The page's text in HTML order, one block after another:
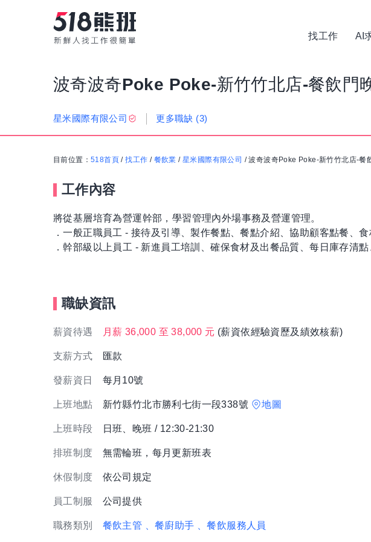
找工作 AI
波奇波奇Poke Poke-新竹竹北店-餐飲門
星米國際有限公司 更多職缺 (3)
目前位置： 518首頁 /找工作 / 餐飲業 /星米國際有限公司 /波奇波奇Poke Poke-新竹竹北店-餐
工作內容
將從基層培育為營運幹部，學習管理內外場事務及營運管理。
．一般正職員工 - 接待及引導、製作餐點、餐點介紹、協助顧客點餐、
．幹部級以上員工 - 新進員工培訓、確保食材及出餐品質、每日庫存清
職缺資訊
薪資待遇 月薪 36,000 至 38,000 元 (薪資依經驗資歷及績效核薪)
支薪方式 匯款
發薪資日 每月10號
上班地點 新竹縣竹北市勝利七街一段338號 地圖
上班時段 日班、晚班 / 12:30-21:30
排班制度 無需輪班，每月更新班表
休假制度 依公司規定
員工制服 公司提供
職務類別 餐飲主管 、餐廚助手 、餐飲服務人員